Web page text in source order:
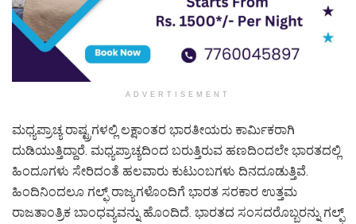
ADVERTISEMENT
ಮಧ್ಯಪ್ರಾಚ್ಯ ರಾಷ್ಟ್ರಗಳಲ್ಲಿ ಲಕ್ಷಾಂತರ ಭಾರತೀಯರು ಕಾರ್ಮಿಕರಾಗಿ
ದುಡಿಯುತ್ತಿದ್ದಾರೆ. ಮಧ್ಯಪ್ರಾಚ್ಯದಿಂದ ಬರುತ್ತಿರುವ ಹಣದಿಂದಲೇ ಭಾರತದಲ್ಲಿ
ಹಿಂದೂಗಳು ಸೇರಿದಂತೆ ಹಲವಾರು ಕುಟುಂಬಗಳು ದಿನದೂಡುತ್ತಿವೆ.
ಹಿಂದಿನಿಂದಲೂ ಗಲ್ಫ್ ರಾಜ್ಯಗಳೊಂದಿಗೆ ಭಾರತ ಸರಕಾರ ಉತ್ತಮ
ರಾಜತಾಂತ್ರಿಕ ಬಾಂಧವ್ಯವನ್ನು ಹೊಂದಿದೆ. ಭಾರತದ ಸಂಸದರೊಬ್ಬರನ್ನು ಗಲ್ಫ್